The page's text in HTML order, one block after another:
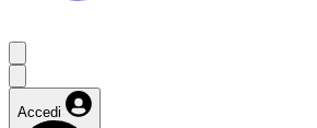
Accedi